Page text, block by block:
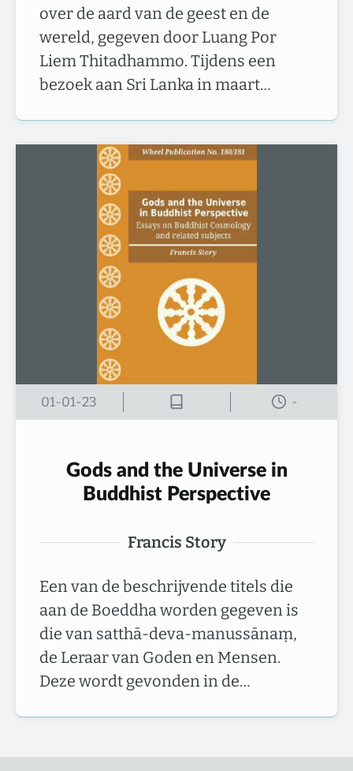
over de aard van de geest en de
wereld, gegeven door Luang Por
Liem Thitadhammo. Tijdens een
bezoek aan Sri Lanka in maart…
01-01-23 -
Gods and the Universe in
Buddhist Perspective
Francis Story
Een van de beschrijvende titels die
aan de Boeddha worden gegeven is
die van satthā-deva-manussānaṃ,
de Leraar van Goden en Mensen.
Deze wordt gevonden in de…